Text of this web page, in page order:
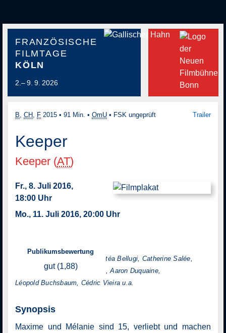
FRANZÖSISCHE
FILMTAGE
KÖLN
2.– 9. 9. 2026
B CH F 2015 • 91 Min. • OmU • FSK ungeprüft Trailer
Keeper
Keeper (AT)
Fr., 8. Juli 2016,
18:00 Uhr
Mo., 11. Juli 2016, 20:00 Uhr
Publikumsbewertung
gut (1,88)
mit: Kacey Mottet Klein, Galatéa Bellugi, Catherine Salée,
Sam Louwyck, Laetitia Dosch, Aaron Duquaine,
Léopold Buchsbaum, Cédric Vieira u.a.
Synopsis
Maxime und Mélanie sind 15, verliebt und machen